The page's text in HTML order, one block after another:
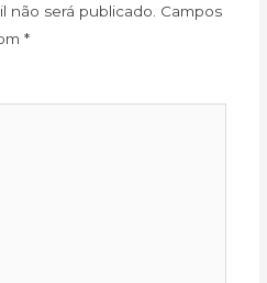
não será publicado. Campos
*